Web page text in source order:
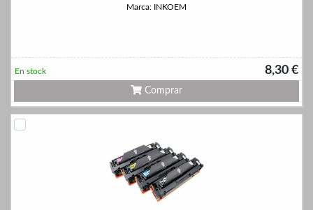
Marca: INKOEM
8,30 €
En stock
Comprar